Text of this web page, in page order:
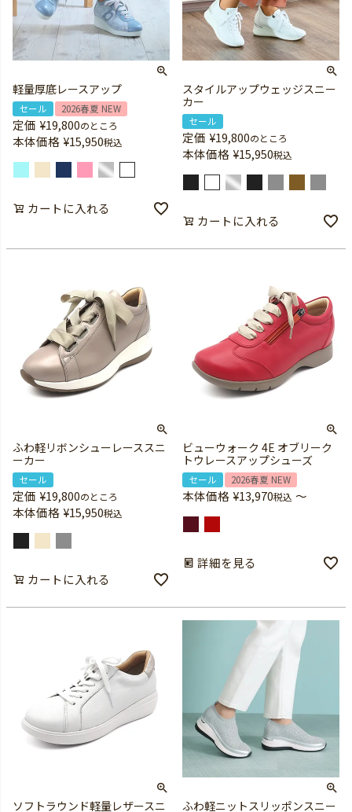
軽量厚底レースアップ
セール 2026春夏 NEW
定価 ¥19,800のところ
本体価格 ¥15,950税込
カートに入れる
スタイルアップウェッジスニー
カー
セール
定価 ¥19,800のところ
本体価格 ¥15,950税込
カートに入れる
ふわ軽リボンシューレーススニ
ーカー
セール
定価 ¥19,800のところ
本体価格 ¥15,950税込
カートに入れる
ビューウォーク 4E オブリーク
トウレースアップシューズ
セール 2026春夏 NEW
本体価格 ¥13,970税込 〜
詳細を見る
ソフトラウンド軽量レザースニ
ふわ軽ニットスリッポンスニー